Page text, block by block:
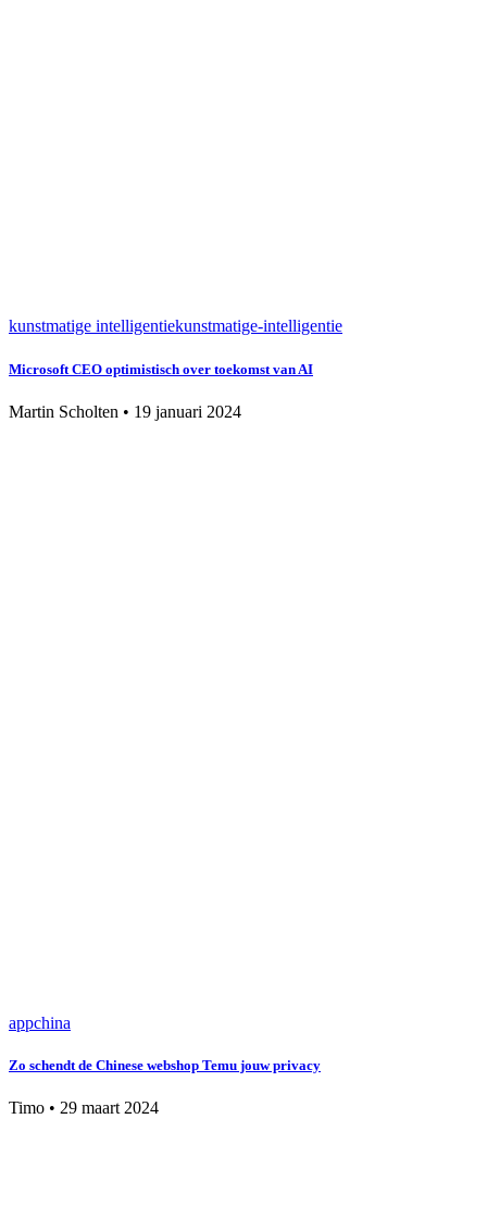
kunstmatige intelligentiekunstmatige-intelligentie
Microsoft CEO optimistisch over toekomst van AI
Martin Scholten • 19 januari 2024
appchina
Zo schendt de Chinese webshop Temu jouw privacy
Timo • 29 maart 2024